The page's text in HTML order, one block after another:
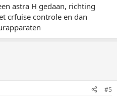
astra H gedaan, richting
crfuise controle en dan
#5